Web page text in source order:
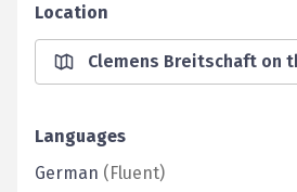
Location
Clemens Breitschaft on
Languages
German (Fluent)